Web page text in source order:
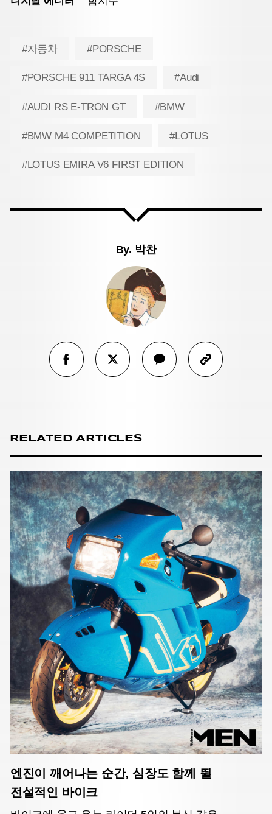
#자동차 #PORSCHE
#PORSCHE 911 TARGA 4S #Audi
#AUDI RS E-TRON GT #BMW
#BMW M4 COMPETITION #LOTUS
#LOTUS EMIRA V6 FIRST EDITION
By. 박찬
RELATED ARTICLES
엔진이 깨어나는 순간, 심장도 함께 뛸
전설적인 바이크